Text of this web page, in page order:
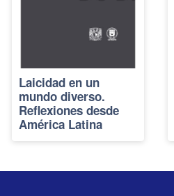
Laicidad en un
mundo diverso.
Reflexiones desde
América Latina